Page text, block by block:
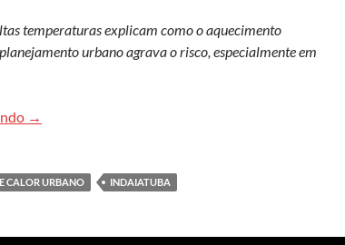
temperaturas explicam como o aquecimento
urbano agrava o risco, especialmente em
Calor extremo: clima impacta cidades e corpos
→
CALOR URBANO INDAIATUBA